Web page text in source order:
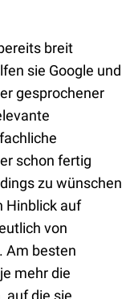
breit
sie Google und
gesprochener
schon fertig
zu wünschen
Hinblick auf
von
Am besten
mehr die
auf die sie